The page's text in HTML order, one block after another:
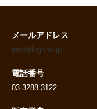
メールアドレス
info@logona.jp
電話番号
03-3288-3122